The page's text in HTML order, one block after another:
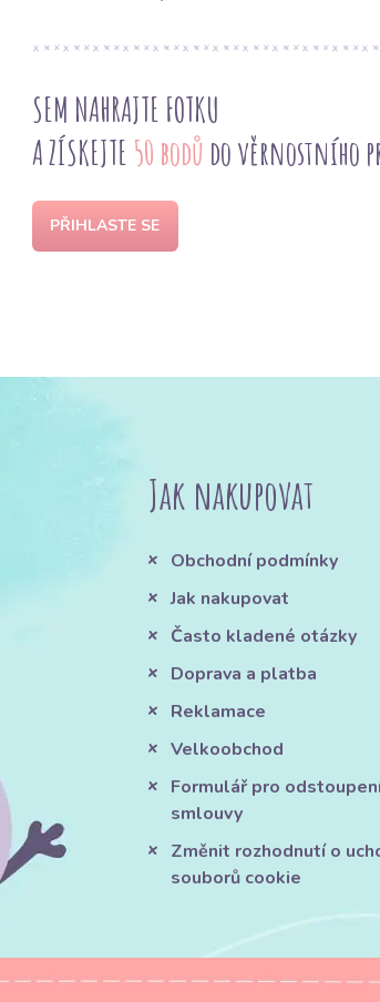
SEM NAHRAJTE FOTKU
A ZÍSKEJTE 50 bodů do věrnostního
PŘIHLASTE SE
Jak nakupovat
Obchodní podmínky
Jak nakupovat
Často kladené otázky
Doprava a platba
Reklamace
Velkoobchod
Formulář pro
smlouvy
Změnit rozhodnutí o
souborů cookie